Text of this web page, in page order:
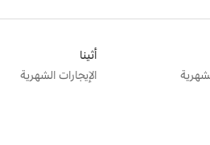
أثينا
الإيجارات الشهرية